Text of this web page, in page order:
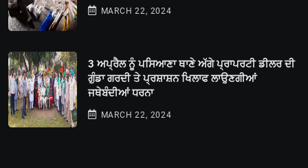
MARCH 22, 2024
3 ਅਪ੍ਰੈਲ ਨੂੰ ਪਸਿਆਣਾ ਥਾਣੇ ਅੱਗੇ ਪ੍ਰਾਪਰਟੀ ਡੀਲਰ ਦੀ
ਗੁੰਡਾ ਗਰਦੀ ਤੇ ਪ੍ਰਸ਼ਾਸ਼ਨ ਖਿਲਾਫ ਲਾਉਣਗੀਆਂ
ਜਥੇਬੰਦੀਆਂ ਧਰਨਾ
MARCH 22, 2024